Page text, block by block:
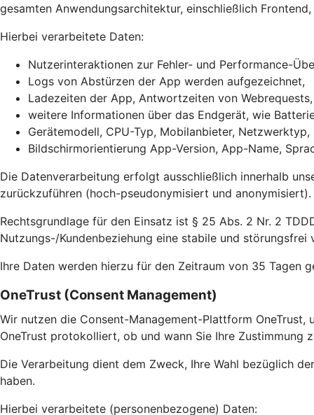
gesamten Anwendungsarchitektur, einschließlich
Hierbei verarbeitete Daten:
Nutzerinteraktionen zur Fehler- und Performance-
Logs von Abstürzen der App werden aufgezeichnet,
Ladezeiten der App, Antwortzeiten von
weitere Informationen über das Endgerät, wie
Gerätemodell, CPU-Typ, Mobilanbieter,
Bildschirmorientierung App-Version, App-Name,
Die Datenverarbeitung erfolgt ausschließlich innerhalb
zurückzuführen (hoch-pseudonymisiert und anonymisiert).
Rechtsgrundlage für den Einsatz ist § 25 Abs. 2 Nr. 2
Nutzungs-/Kundenbeziehung eine stabile und
Ihre Daten werden hierzu für den Zeitraum von 35 Tagen
OneTrust (Consent Management)
Wir nutzen die Consent-Management-Plattform
OneTrust protokolliert, ob und wann Sie Ihre
Die Verarbeitung dient dem Zweck, Ihre Wahl bezüglich
haben.
Hierbei verarbeitete (personenbezogene) Daten: